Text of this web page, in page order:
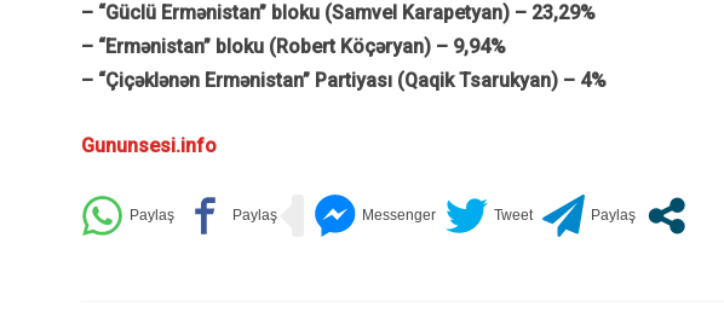
– “Güclü Ermənistan” bloku (Samvel Karapetyan) – 23,29%
– “Ermənistan” bloku (Robert Köçəryan) – 9,94%
– “Çiçəklənən Ermənistan” Partiyası (Qaqik Tsarukyan) – 4%
Gununsesi.info